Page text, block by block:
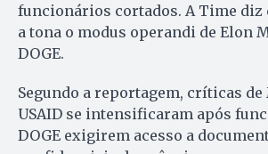
funcionários cortados. A Time diz
a tona o modus operandi de Elon
DOGE.
Segundo a reportagem, críticas
USAID se intensificaram após
DOGE exigirem acesso a